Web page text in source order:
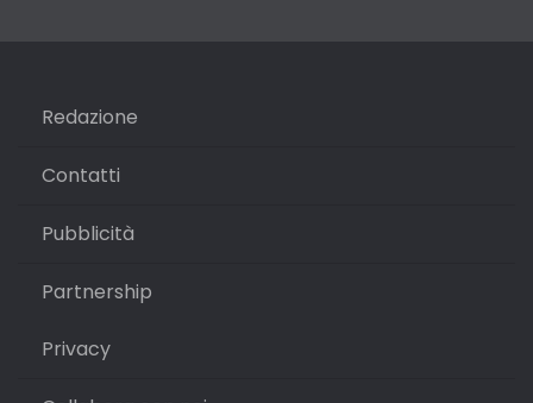
Redazione
Contatti
Pubblicità
Partnership
Privacy